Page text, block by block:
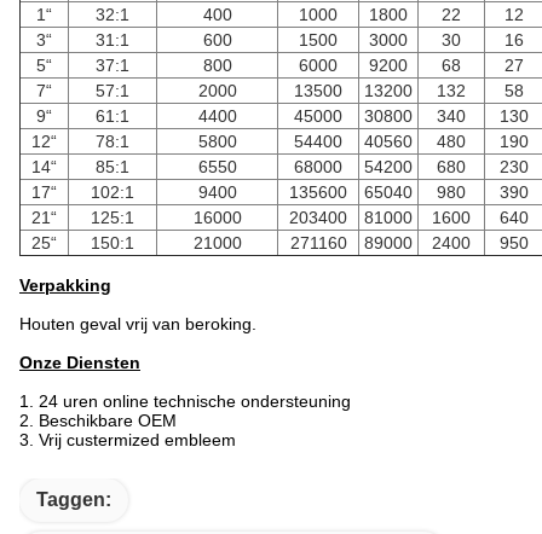
1“ 32:1 400 1000 1800 22
12
3“
31:1 600 1500 3000 30
16
5“
37:1 800 6000 9200 68
27
7“
57:1 2000 13500 13200 132
58
9“
61:1 4400 45000 30800 340
130
12“
78:1 5800 54400 40560 480
190
14“
85:1 6550 68000 54200 680
230
17“
102:1 9400 135600 65040 980
390
21“
125:1 16000 203400 81000 1600
640
25“
150:1 21000 271160 89000 2400 950
Verpakking
Houten geval vrij van beroking.
Onze Diensten
1. 24 uren online technische ondersteuning
2. Beschikbare OEM
3. Vrij custermized embleem
Taggen: